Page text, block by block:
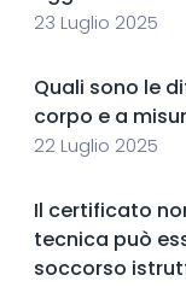
23 Luglio 2025
Quali sono le
corpo e a
22 Luglio 2025
Il certificato
tecnica può
soccorso